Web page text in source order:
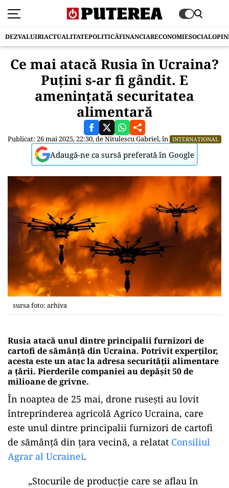
DEZVALUIRIACTUALITATEPOLITICĂFINANCIARECONOMIESOCIAL
Ce mai atacă Rusia în Ucraina?
Puțini s-ar fi gândit. E
amenințată securitatea
alimentară
Publicat: 26 mai 2025, 22:30, deNitulescu Gabriel, în INTERNAȚIONAL
Adaugă-ne ca sursă preferată în Google
sursa foto: arhiva
Rusia atacă unul dintre principalii furnizori de
cartofi de sămânță din Ucraina. Potrivit experților,
acesta este un atac la adresa securității alimentare
a țării. Pierderile companiei au depășit 50 de
milioane de grivne.
În noaptea de 25 mai, drone rusești au lovit
întreprinderea agricolă Agrico Ucraina, care
este unul dintre principalii furnizori de cartofi
de sămânță din țara vecină, a relatat Consiliul
Agrar al Ucrainei.
„Stocurile de producție care se aflau în